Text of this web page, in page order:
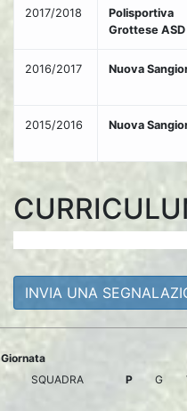
2017/2018
Polisportiva
Grottese ASD
2016/2017 Nuova
2015/2016 Nuova
INVIA UNA
Giornata
SQUADRA
P G